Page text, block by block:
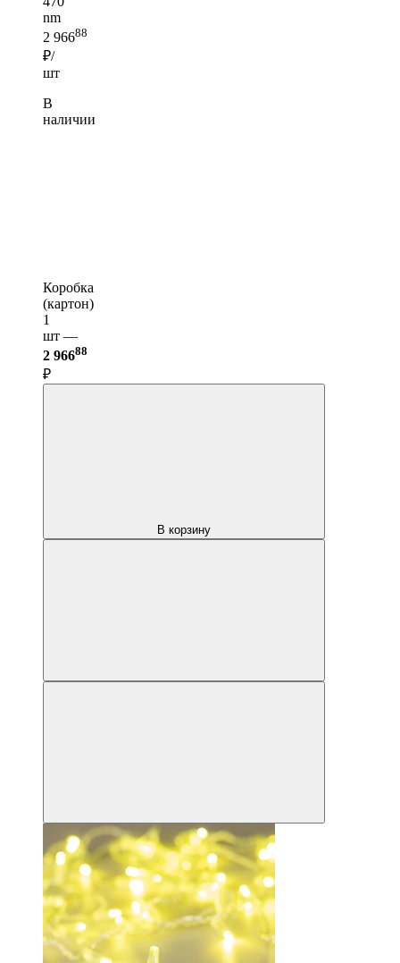
nm
2 96688
₽/
шт
В
наличии
Коробка
(картон)
1
шт —
2 96688
₽
В корзину